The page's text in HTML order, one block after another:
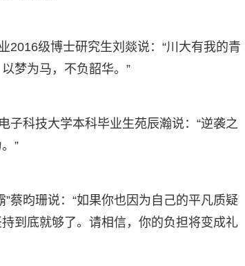
2016级博士研究生刘燚说：“川大有我的青
梦为马，不负韶华。”
子科技大学本科毕业生苑辰瀚说：“逆袭之
”
蔡昀珊说：“如果你也因为自己的平凡质疑
到底就够了。请相信，你的负担将变成礼